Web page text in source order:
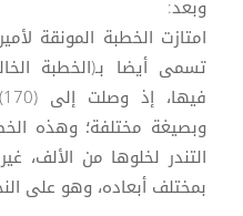
وبعد:
امتازت الخطبة المونقة
تسمى أيضا بـ(الخطبة
وبصيغة مختلفة؛ وهذه
التندر لخلوها من الألف،
بمختلف أبعاده، وهو على